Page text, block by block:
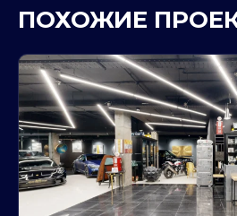
ПОХОЖИЕ